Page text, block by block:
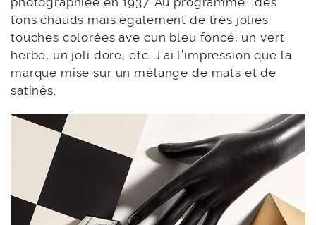
tons chauds mais également de très jolies
touches colorées ave cun bleu foncé, un vert
herbe, un joli doré, etc. J’ai l’impression que la
marque mise sur un mélange de mats et de
satinés.